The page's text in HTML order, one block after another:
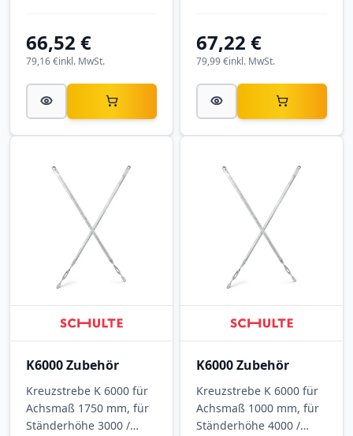
66,52 €
inkl. MwSt.
79,16 €
67,22 €
inkl. MwSt.
79,99 €
K6000 Zubehör
Kreuzstrebe K 6000 für
Achsmaß 1750 mm, für
Ständerhöhe 3000 /
K6000 Zubehör
Kreuzstrebe K 6000 für
Achsmaß 1000 mm, für
Ständerhöhe 4000 /